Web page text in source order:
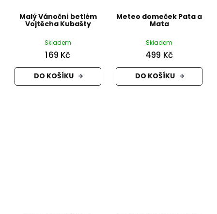
Malý Vánoční betlém
Vojtěcha Kubašty
Skladem
169 Kč
DO KOŠÍKU
Meteo domeček Pata a
Mata
Skladem
499 Kč
DO KOŠÍKU